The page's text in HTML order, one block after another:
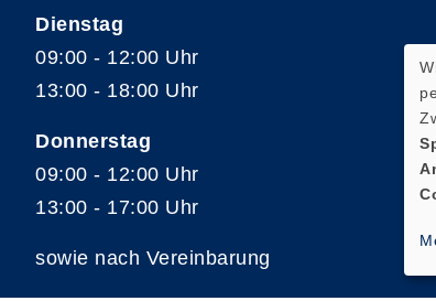
Dienstag
09:00 - 12:00 Uhr
13:00 - 18:00 Uhr
Donnerstag
09:00 - 12:00 Uhr
13:00 - 17:00 Uhr
sowie nach Vereinbarung